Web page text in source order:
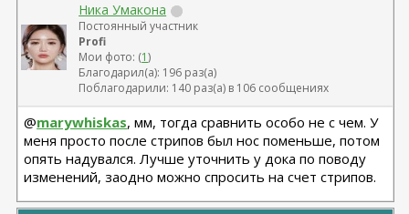
Ника Умакона
Постоянный участник
Profi
Мои фото: (1)
Благодарил(а): 196 раз(а)
Поблагодарили: 140 раз(а) в 106 сообщениях
@marywhiskas, мм, тогда сравнить особо не с чем. У
меня просто после стрипов был нос поменьше, потом
опять надувался. Лучше уточнить у дока по поводу
изменений, заодно можно спросить на счет стрипов.